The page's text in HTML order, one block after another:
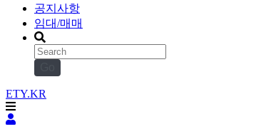
공지사항
임대/매매
ETY.KR